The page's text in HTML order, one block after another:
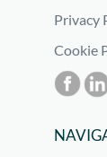
Privacy
Cookie